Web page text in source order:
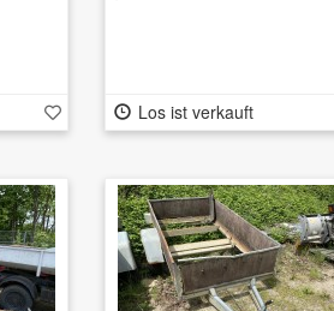
Los ist verkauft